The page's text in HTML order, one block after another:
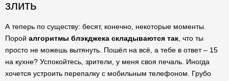
злить
А теперь по существу: бесят, конечно, некоторые моменты.
Порой алгоритмы блэкджека складываются так , что ты
просто не можешь вытянуть. Пошёл на всё, а тебе в ответ – 15
на кухне? Успокойтесь, зрители, у меня своя печаль. Иногда
хочется устроить перепалку с мобильным телефоном. Грубо